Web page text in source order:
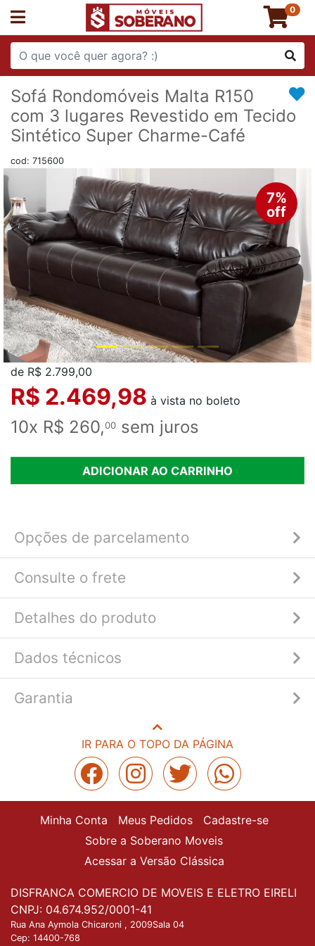
0
Sofá Rondomóveis Malta R150
com 3 lugares Revestido em Tecido
Sintético Super Charme-Café
cod: 715600
7%
off
de R$ 2.799,00
R$ 2.469,98 à vista no boleto
10x R$ 260,00 sem juros
ADICIONAR AO CARRINHO
Opções de parcelamento
Consulte o frete
Detalhes do produto
Dados técnicos
Garantia
Nossa plataforma utiliza cookies para garantir que
IR PARA O TOPO DA PÁGINA
Minha Conta Meus Pedidos
Cadastre-se
Sobre a Soberano Moveis
Acessar a Versão Clássica
DISFRANCA COMERCIO DE MOVEIS E ELETRO EIRELI
CNPJ: 04.674.952/0001-41
Rua Ana Aymola Chicaroni , 2009Sala 04
Cep: 14400-768